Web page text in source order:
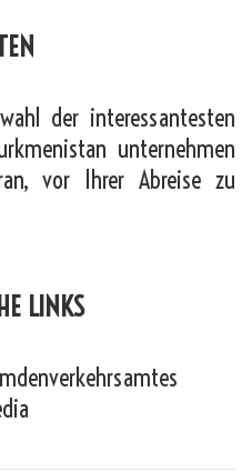
der interessantesten
unternehmen
vor Ihrer Abreise zu
LINKS